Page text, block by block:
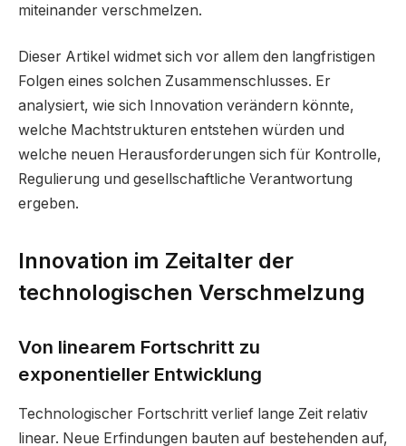
miteinander verschmelzen.
Dieser Artikel widmet sich vor allem den langfristigen
Folgen eines solchen Zusammenschlusses. Er
analysiert, wie sich Innovation verändern könnte,
welche Machtstrukturen entstehen würden und
welche neuen Herausforderungen sich für Kontrolle,
Regulierung und gesellschaftliche Verantwortung
ergeben.
Innovation im Zeitalter der
technologischen Verschmelzung
Von linearem Fortschritt zu
exponentieller Entwicklung
Technologischer Fortschritt verlief lange Zeit relativ
linear. Neue Erfindungen bauten auf bestehenden auf,